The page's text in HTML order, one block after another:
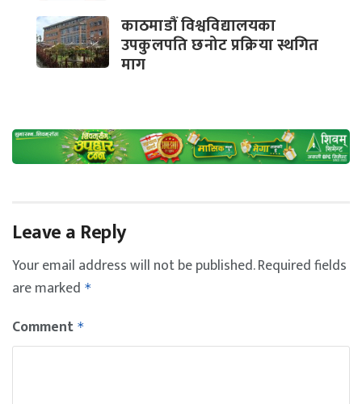
काठमाडौं विश्वविद्यालयका
उपकुलपति छनोट प्रक्रिया स्थगित
माग
Leave a Reply
Your email address will not be published.Required fields
are marked *
Comment *